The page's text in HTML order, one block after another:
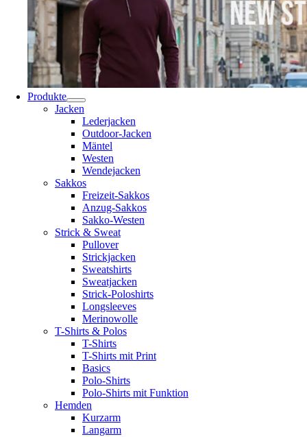
Produkte
Jacken
Lederjacken
Outdoor-Jacken
Mäntel
Westen
Wendejacken
Sakkos
Freizeit-Sakkos
Anzug-Sakkos
Sakko-Westen
Strick & Sweat
Pullover
Strickjacken
Sweatshirts
Sweatjacken
Strick-Poloshirts
Longsleeves
Merinowolle
T-Shirts & Polos
T-Shirts
T-Shirts mit Print
Basics
Polo-Shirts
Polo-Shirts mit Funktion
Hemden
Kurzarm
Langarm